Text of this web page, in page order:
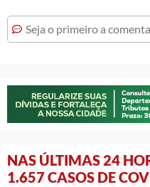
Seja o primeiro a
NAS ÚLTIMAS 24
1.657 CASOS DE